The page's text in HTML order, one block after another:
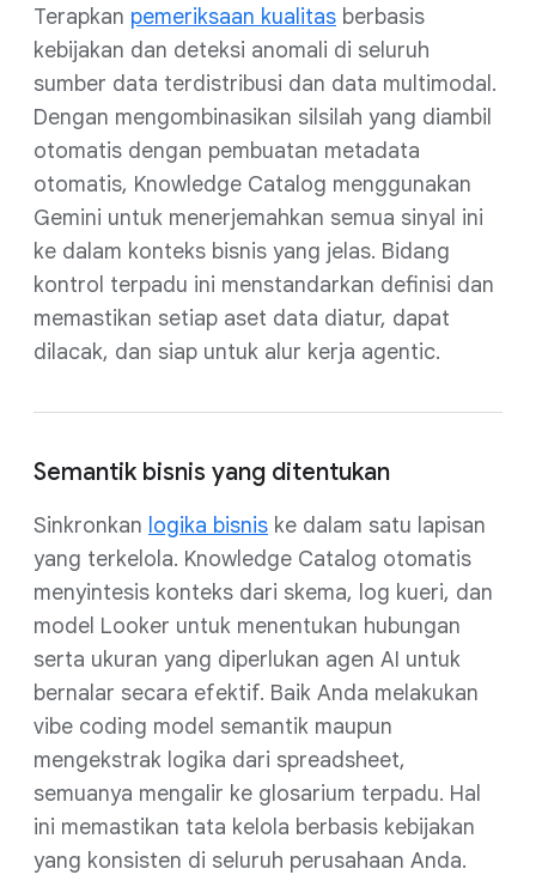
Terapkan pemeriksaan kualitas berbasis
kebijakan dan deteksi anomali di seluruh
sumber data terdistribusi dan data multimodal.
Dengan mengombinasikan silsilah yang diambil
otomatis dengan pembuatan metadata
otomatis, Knowledge Catalog menggunakan
Gemini untuk menerjemahkan semua sinyal ini
ke dalam konteks bisnis yang jelas. Bidang
kontrol terpadu ini menstandarkan definisi dan
memastikan setiap aset data diatur, dapat
dilacak, dan siap untuk alur kerja agentic.
Semantik bisnis yang ditentukan
Sinkronkan logika bisnis ke dalam satu lapisan
yang terkelola. Knowledge Catalog otomatis
menyintesis konteks dari skema, log kueri, dan
model Looker untuk menentukan hubungan
serta ukuran yang diperlukan agen AI untuk
bernalar secara efektif. Baik Anda melakukan
vibe coding model semantik maupun
mengekstrak logika dari spreadsheet,
semuanya mengalir ke glosarium terpadu. Hal
ini memastikan tata kelola berbasis kebijakan
yang konsisten di seluruh perusahaan Anda.